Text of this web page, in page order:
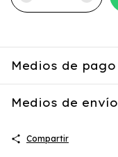
Medios de pago
Medios de envío
Compartir